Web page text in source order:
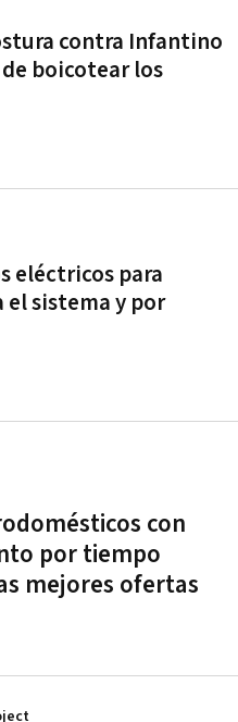
contra Infantino
boicotear los
eléctricos para
sistema y por
con
por tiempo
mejores ofertas